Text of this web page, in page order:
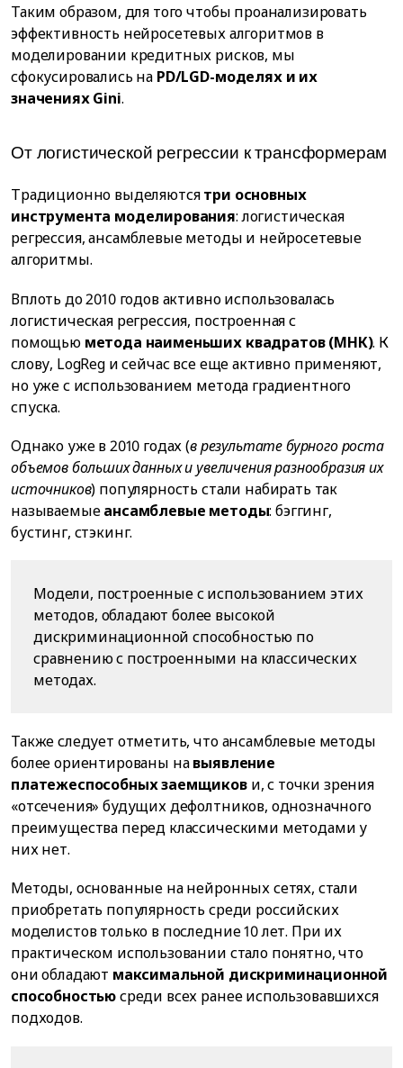
Таким образом, для того чтобы проанализировать
эффективность нейросетевых алгоритмов в
моделировании кредитных рисков, мы
сфокусировались на PD/LGD-моделях и их
значениях Gini.
От логистической регрессии к трансформерам
Традиционно выделяютсятри основных
инструмента моделирования: логистическая
регрессия, ансамблевые методы и нейросетевые
алгоритмы.
Вплоть до 2010 годов активно использовалась
логистическая регрессия, построенная с
помощью метода наименьших квадратов (МНК). К
слову, LogReg и сейчас все еще активно применяют,
но уже с использованием метода градиентного
спуска.
Однако уже в 2010 годах (в результате бурного роста
объемов больших данных и увеличения разнообразия их
источников) популярность стали набирать так
называемыеансамблевые методы: бэггинг,
бустинг, стэкинг.
Модели, построенные с использованием этих
методов, обладают более высокой
дискриминационной способностью по
сравнению с построенными на классических
методах.
Также следует отметить, что ансамблевые методы
более ориентированы навыявление
платежеспособных заемщикови, с точки зрения
«отсечения» будущих дефолтников, однозначного
преимущества перед классическими методами у
них нет.
Методы, основанные на нейронных сетях, стали
приобретать популярность среди российских
моделистов только в последние 10 лет. При их
практическом использовании стало понятно, что
они обладают максимальной дискриминационной
способностьюсреди всех ранее использовавшихся
подходов.